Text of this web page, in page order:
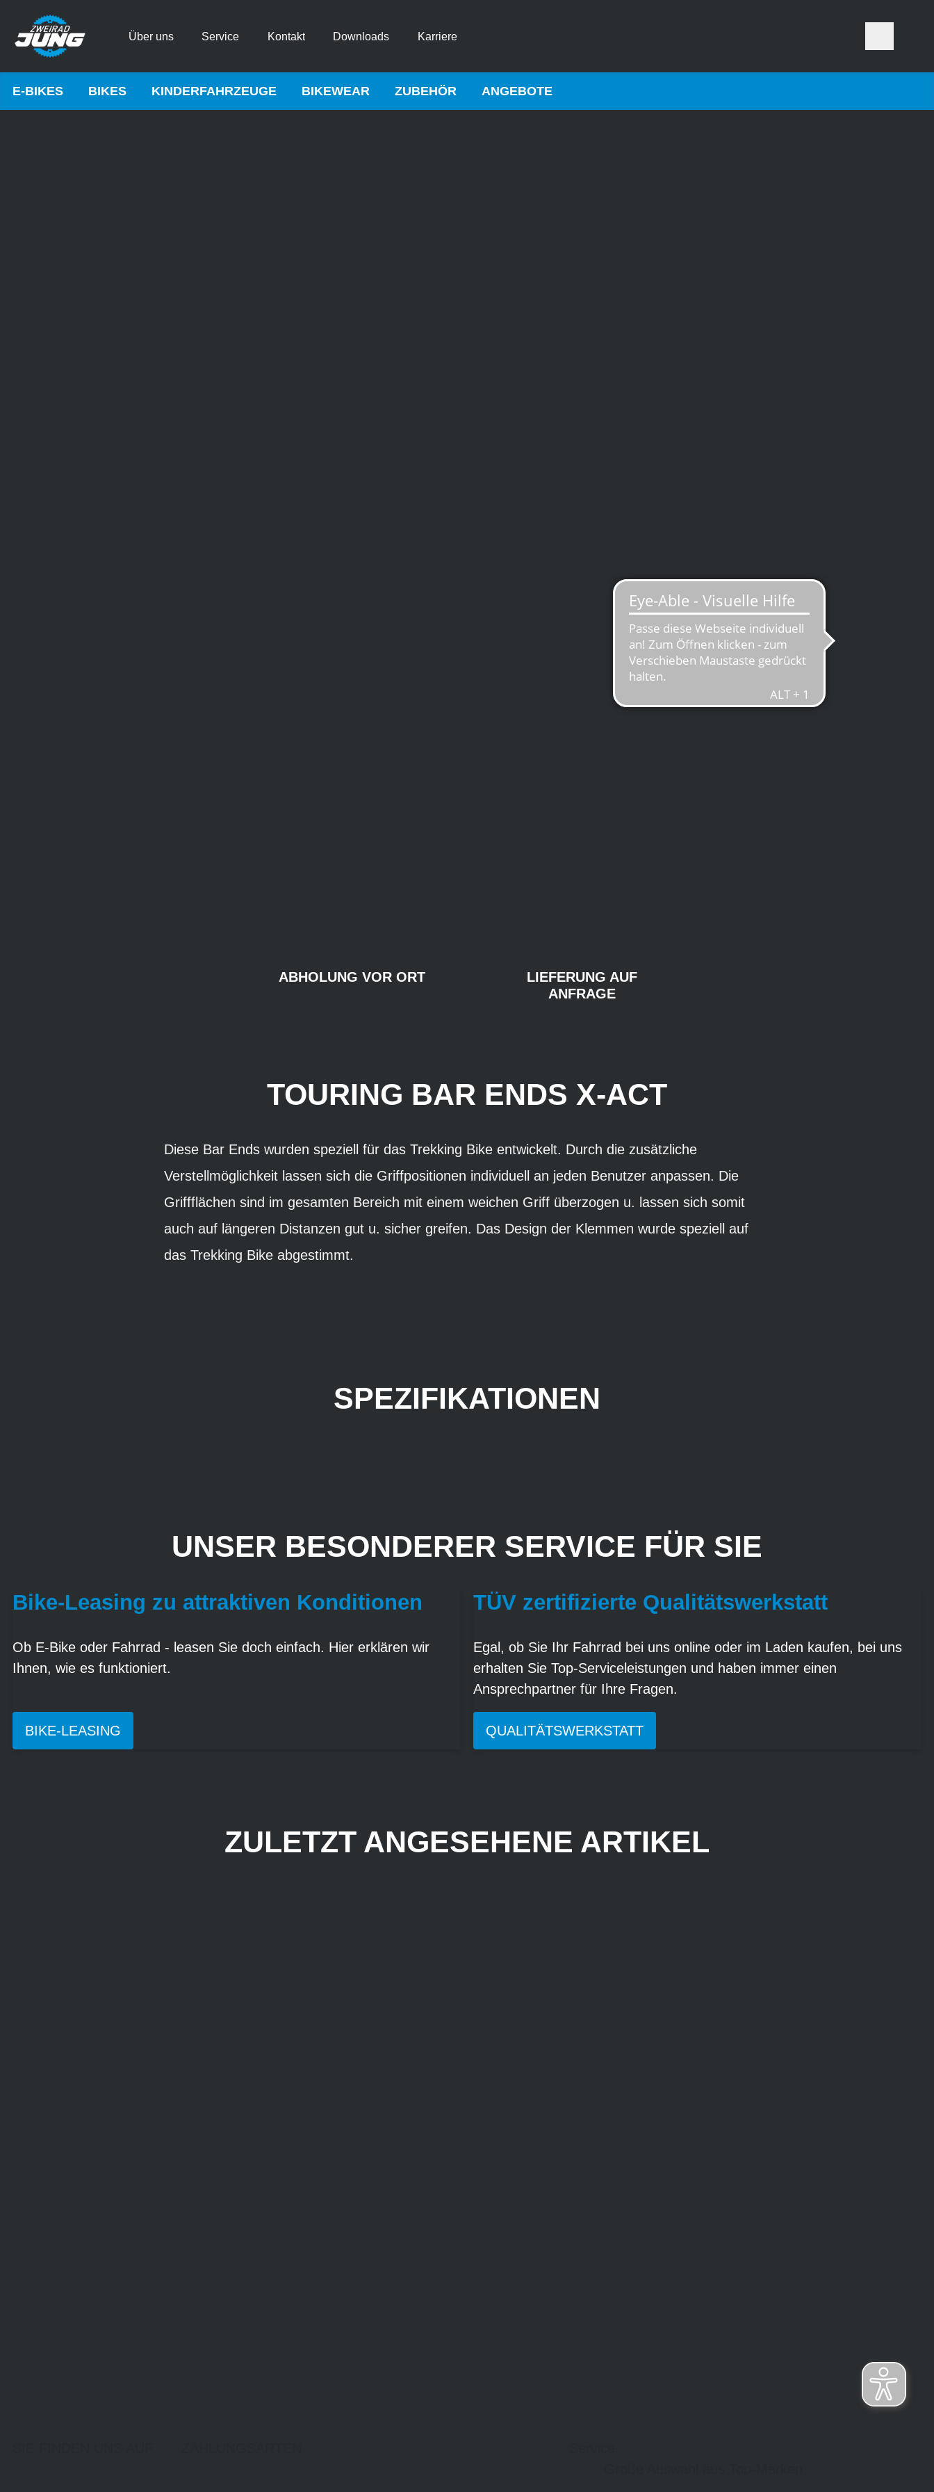
Über uns Service Kontakt Downloads Karriere
E-BIKES BIKES KINDERFAHRZEUGE BIKEWEAR ZUBEHÖR ANGEBOTE
ABHOLUNG VOR ORT
LIEFERUNG AUF
ANFRAGE
TOURING BAR ENDS X-ACT
Diese Bar Ends wurden speziell für das Trekking Bike entwickelt. Durch die zusätzliche
Verstellmöglichkeit lassen sich die Griffpositionen individuell an jeden Benutzer anpassen. Die
Griffflächen sind im gesamten Bereich mit einem weichen Griff überzogen u. lassen sich somit
auch auf längeren Distanzen gut u. sicher greifen. Das Design der Klemmen wurde speziell auf
das Trekking Bike abgestimmt.
SPEZIFIKATIONEN
UNSER BESONDERER SERVICE FÜR SIE
Bike-Leasing zu attraktiven Konditionen
Ob E-Bike oder Fahrrad - leasen Sie doch einfach. Hier erklären wir
Ihnen, wie es funktioniert.
BIKE-LEASING
TÜV zertifizierte Qualitätswerkstatt
Egal, ob Sie Ihr Fahrrad bei uns online oder im Laden kaufen, bei uns
erhalten Sie Top-Serviceleistungen und haben immer einen
Ansprechpartner für Ihre Fragen.
QUALITÄTSWERKSTATT
ZULETZT ANGESEHENE ARTIKEL